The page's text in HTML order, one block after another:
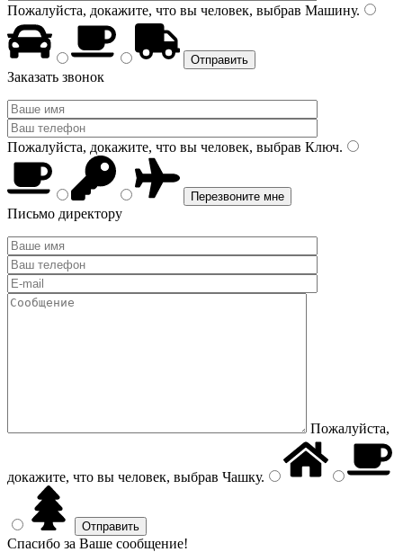
Пожалуйста, докажите, что вы человек, выбрав Машину.
Заказать звонок
Пожалуйста, докажите, что вы человек, выбрав Ключ.
Письмо директору
Пожалуйста,
докажите, что вы человек, выбрав Чашку.
Спасибо за Ваше сообщение!